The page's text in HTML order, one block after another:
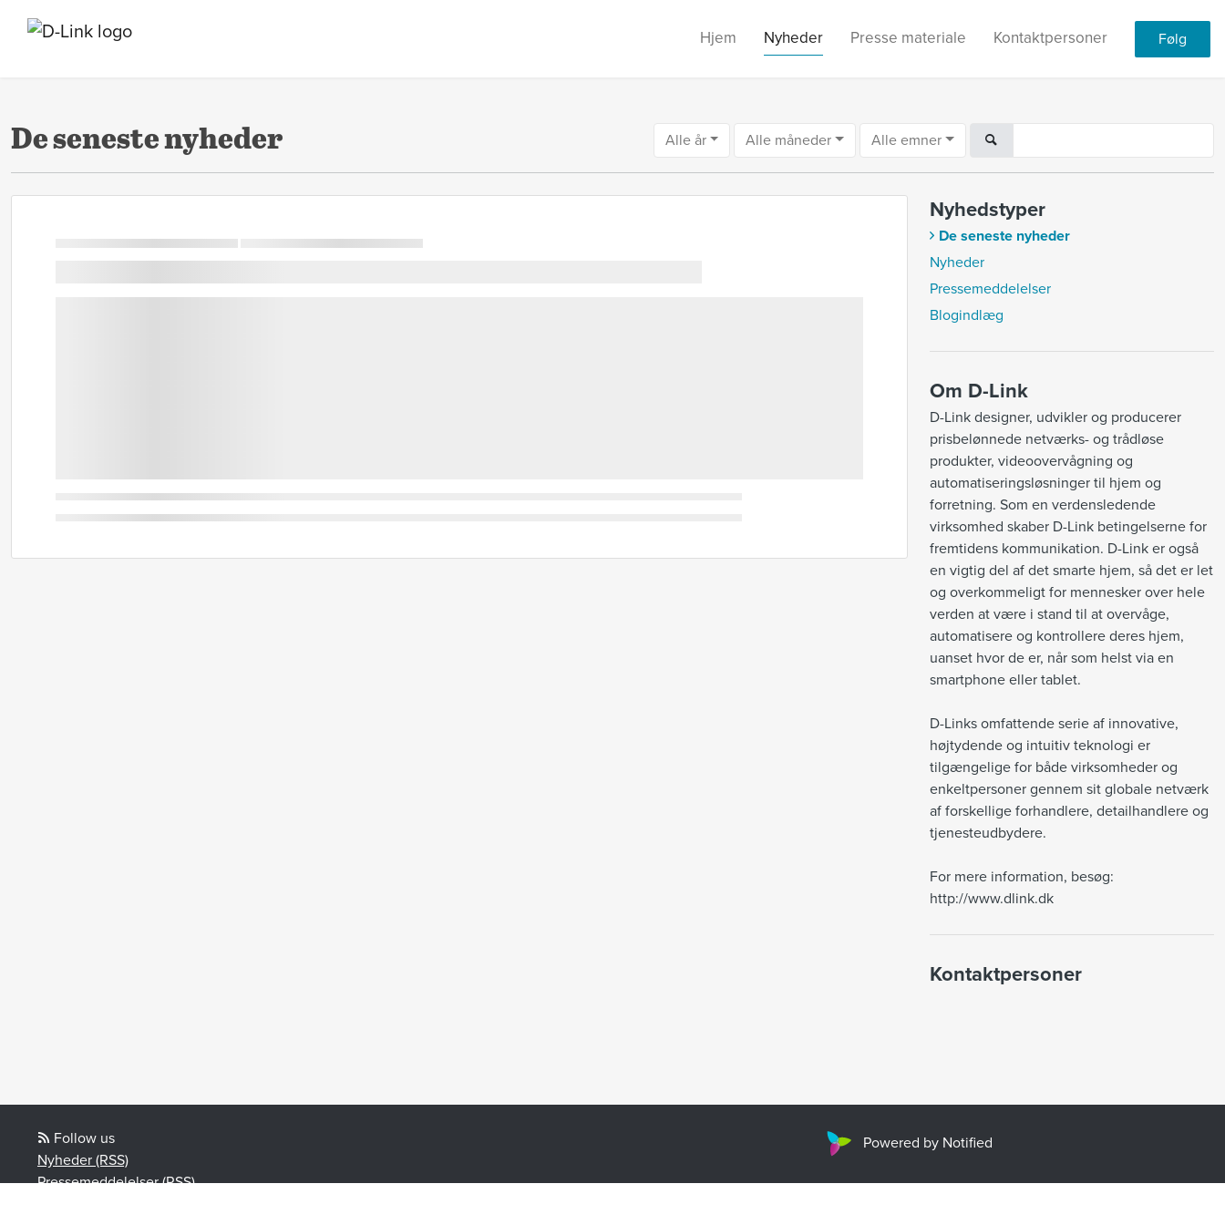
Hjem Nyheder Presse materiale Kontaktpersoner Følg
De seneste nyheder Alle år Alle måneder Alle emner
Nyhedstyper
De seneste nyheder
Nyheder
Pressemeddelelser
Blogindlæg
Om D-Link
D-Link designer, udvikler og producerer
prisbelønnede netværks- og trådløse
produkter, videoovervågning og
automatiseringsløsninger til hjem og
forretning. Som en verdensledende
virksomhed skaber D-Link betingelserne for
fremtidens kommunikation. D-Link er også
en vigtig del af det smarte hjem, så det er let
og overkommeligt for mennesker over hele
verden at være i stand til at overvåge,
automatisere og kontrollere deres hjem,
uanset hvor de er, når som helst via en
smartphone eller tablet.
D-Links omfattende serie af innovative,
højtydende og intuitiv teknologi er
tilgængelige for både virksomheder og
enkeltpersoner gennem sit globale netværk
af forskellige forhandlere, detailhandlere og
tjenesteudbydere.
For mere information, besøg:
http://www.dlink.dk
Kontaktpersoner
Follow us
Nyheder (RSS)
Pressemeddelelser (RSS)
Powered by Notified